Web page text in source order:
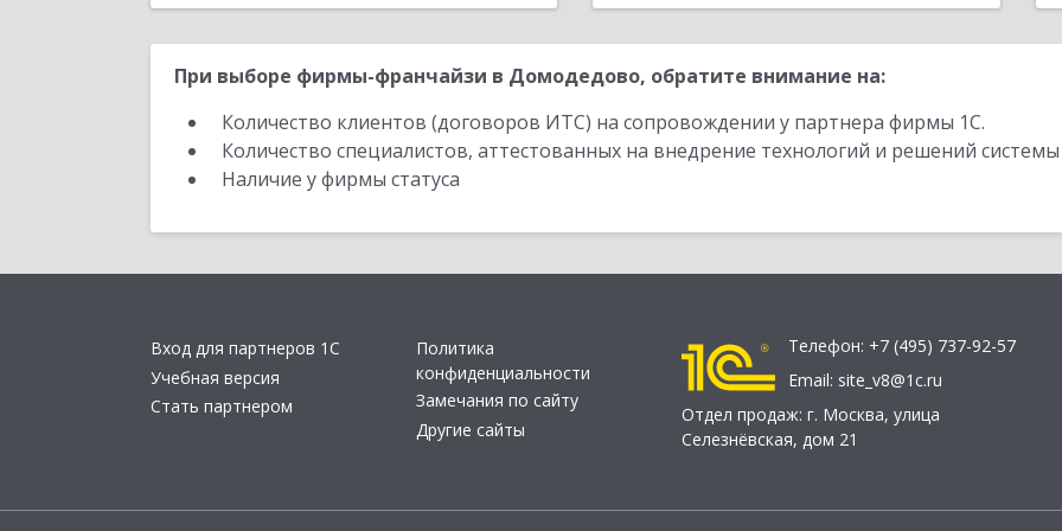
При выборе фирмы-франчайзи в Домодедово, обратите внимание на:
Количество клиентов (договоров ИТС) на сопровождении у партнера фирмы 1С.
Количество специалистов, аттестованных на внедрение технологий и решений
Наличие у фирмы статуса
Вход для партнеров 1С
Учебная версия
Стать партнером
Политика
конфиденциальности
Замечания по сайту
Другие сайты
Телефон: +7 (495) 737-92-57
Email: site_v8@1c.ru
Отдел продаж: г. Москва, улица
Селезнёвская, дом 21